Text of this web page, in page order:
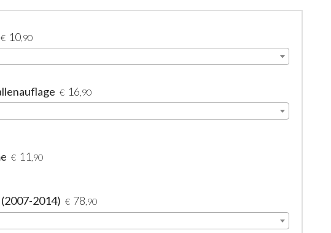
€ 10 ,90
€ 16 ,90
€ 11 ,90
2014) € 78 ,90